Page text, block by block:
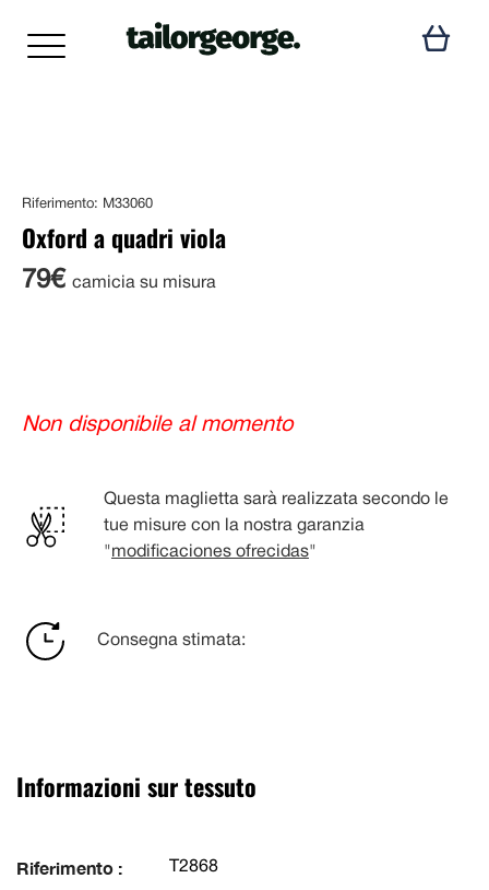
Riferimento: M33060
Oxford a quadri viola
79€ camicia su misura
Non disponibile al momento
Questa maglietta sarà realizzata secondo le
tue misure con la nostra garanzia
" modificaciones ofrecidas"
Consegna stimata:
Informazioni sur tessuto
Riferimento : T2868